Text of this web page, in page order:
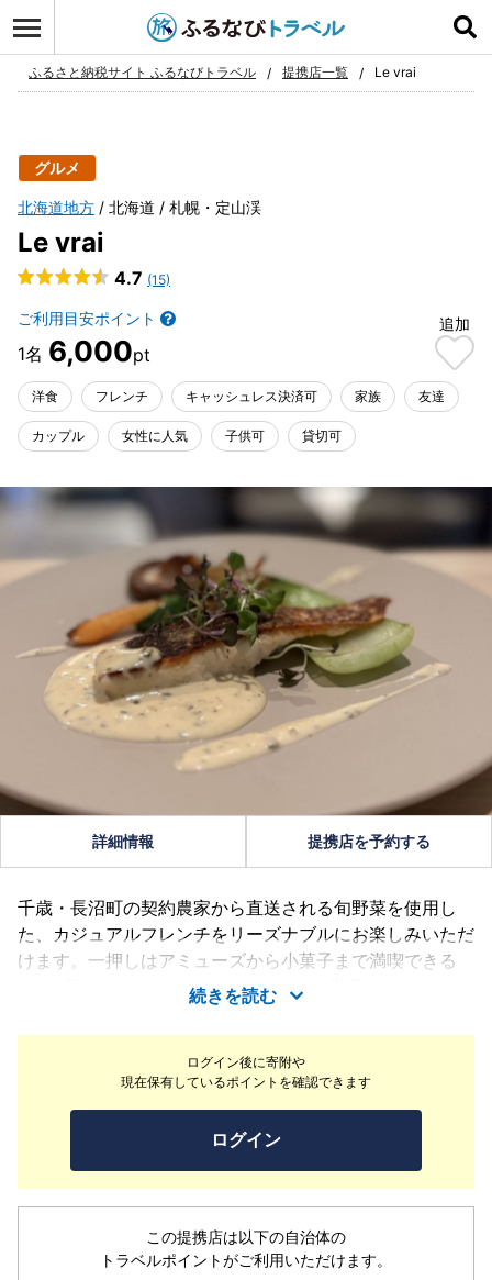
お気に入り
ふるさと納税サイト ふるなびトラベル 提携店一覧 Le vrai
グルメ
北海道地方 北海道 札幌・定山渓
Le vrai
4.7 (15)
ご利用目安ポイント
6,000
追加
洋食 フレンチ キャッシュレス決済可 家族 友達
カップル 女性に人気 子供可 貸切可
ログイン後に寄附や
現在保有しているポイントを確認できます
ログイン
この提携店は以下の自治体の
トラベルポイントがご利用いただけます。
詳細情報 提携店を予約する
千歳・長沼町の契約農家から直送される旬野菜を使用し
た、カジュアルフレンチをリーズナブルにお楽しみいただ
けます。一押しはアミューズから小菓子まで満喫できる
6,000円の《ディナーフルコース》や、厳選されたワイン
やクラフトビール・オーガニックハーブティーなどと共に
ご堪能ください◎店内はシックで落ち着いた空間を演出。
少し贅沢な普段使いに最適です。
続きを読む